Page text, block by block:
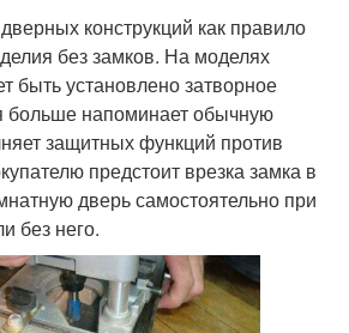
конструкций как правило
без замков. На моделях
быть установлено затворное
больше напоминает обычную
защитных функций против
предстоит врезка замка в
дверь самостоятельно при
без него.